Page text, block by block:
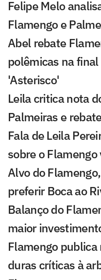
Felipe Melo
Flamengo e
Abel rebate
polêmicas na
'Asterisco'
Leila critica nota
Palmeiras e
Fala de Leila
sobre o
Alvo do
preferir Boca ao
Balanço do
maior
Flamengo
duras críticas à